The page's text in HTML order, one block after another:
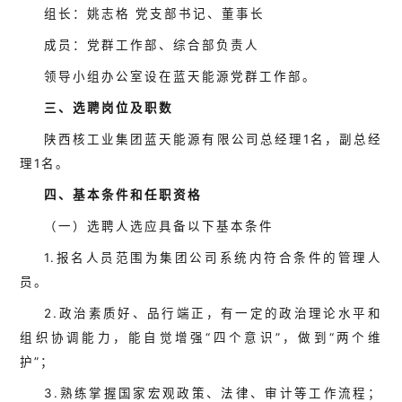
组长：姚志格 党支部书记、董事长
成员：党群工作部、综合部负责人
领导小组办公室设在蓝天能源党群工作部。
三、选聘岗位及职数
陕西核工业集团蓝天能源有限公司总经理1名，副总经
理1名。
四、基本条件和任职资格
（一）选聘人选应具备以下基本条件
1.报名人员范围为集团公司系统内符合条件的管理人
员。
2.政治素质好、品行端正，有一定的政治理论水平和
组织协调能力，能自觉增强“四个意识”，做到“两个维
护”；
3.熟练掌握国家宏观政策、法律、审计等工作流程；